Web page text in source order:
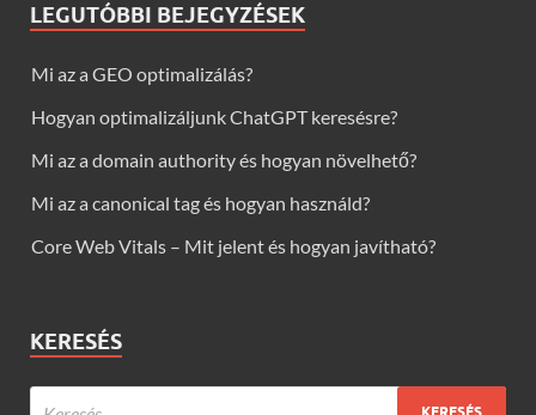
LEGUTÓBBI BEJEGYZÉSEK
Mi az a GEO optimalizálás?
Hogyan optimalizáljunk ChatGPT keresésre?
Mi az a domain authority és hogyan növelhető?
Mi az a canonical tag és hogyan használd?
Core Web Vitals – Mit jelent és hogyan javítható?
KERESÉS